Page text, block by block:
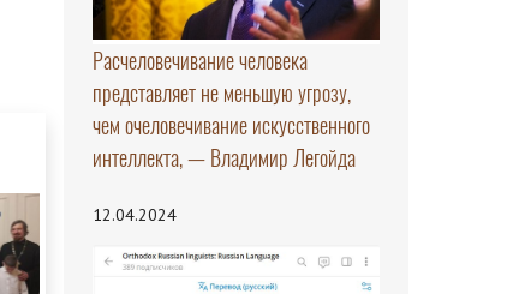
Расчеловечивание человека
представляет не меньшую угрозу,
чем очеловечивание искусственного
интеллекта, — Владимир Легойда
12.04.2024